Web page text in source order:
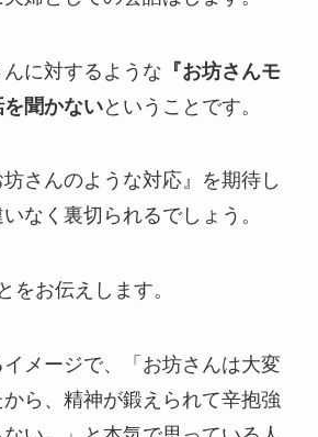
に対するような 『お坊さんモ
聞かないということです。
さんのような対応』を期待し
なく裏切られるでしょう。
をお伝えします。
メージで、「お坊さんは大変
ら、精神が鍛えられて辛抱強